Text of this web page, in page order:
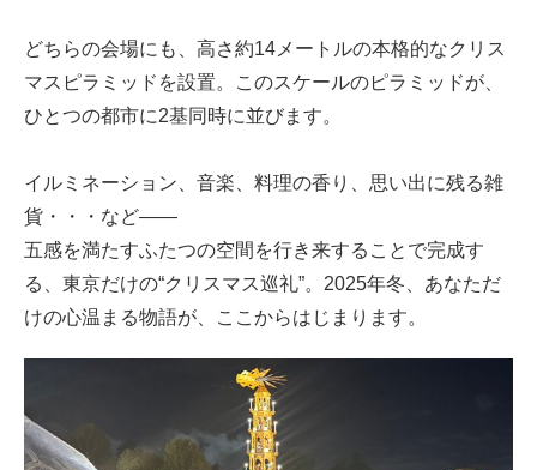
どちらの会場にも、高さ約14メートルの本格的なクリス
マスピラミッドを設置。このスケールのピラミッドが、
ひとつの都市に2基同時に並びます。
イルミネーション、音楽、料理の香り、思い出に残る雑
貨・・・など――
五感を満たすふたつの空間を行き来することで完成す
る、東京だけの“クリスマス巡礼”。2025年冬、あなただ
けの心温まる物語が、ここからはじまります。